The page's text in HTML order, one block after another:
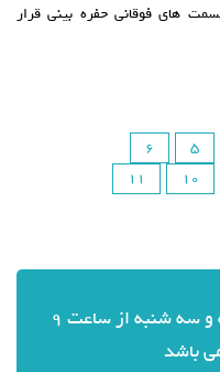
های فوقانی حفره بینی قرار
5
6
10
11
ساعت کار مطب روزهای یکشنبه و سه شنبه از ساعت 9